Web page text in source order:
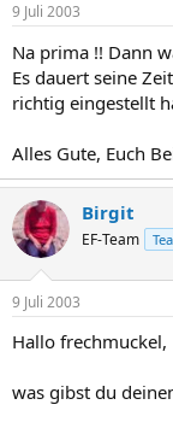
9 Juli 2003
Na prima !! Dann
Es dauert seine
richtig eingestellt
Alles Gute, Euch
Birgit
EF-Team
9 Juli 2003
Hallo frechmuckel,
was gibst du